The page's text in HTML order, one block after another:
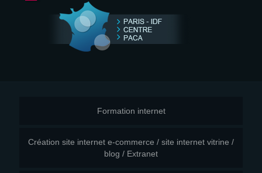
Formation internet
Création site internet e-commerce / site internet vitrine /
blog / Extranet